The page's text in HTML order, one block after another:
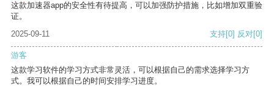
这款加速器app的安全性有待提高，可以加强防护措施，比如增加双重验
证。
2025-09-11
支持[0] 反对[0]
游客
这款学习软件的学习方式非常灵活，可以根据自己的需求选择学习方
式。我可以根据自己的时间安排学习进度。